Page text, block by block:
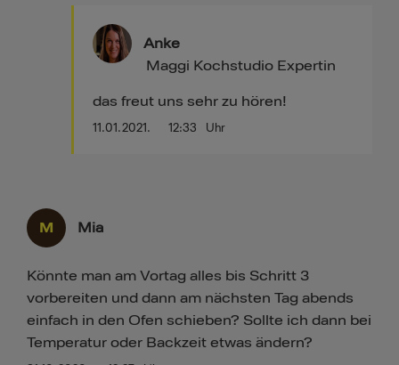
Anke
11.01.2021. 12:33 Uhr
Maggi Kochstudio Expertin
das freut uns sehr zu hören!
M Mia
Könnte man am Vortag alles bis Schritt 3
vorbereiten und dann am nächsten Tag abends
einfach in den Ofen schieben? Sollte ich dann bei
Temperatur oder Backzeit etwas ändern?